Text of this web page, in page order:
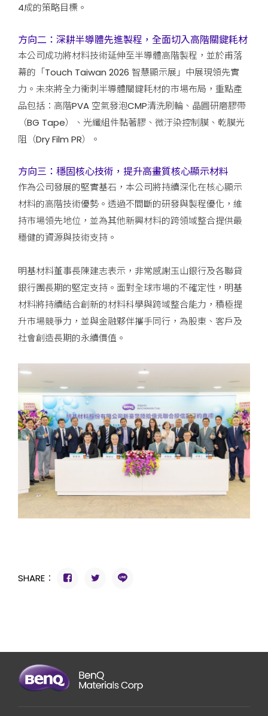
4成的策略目標。
方向二：深耕半導體先進製程，全面切入高階關鍵耗材
本公司成功將材料技術延伸至半導體高階製程，並於甫落
幕的「Touch Taiwan 2026 智慧顯示展」中展現領先實
力。未來將全力衝刺半導體關鍵耗材的市場布局，重點產
品包括：高階PVA 空氣發泡CMP清洗刷輪、晶圓研磨膠帶
（BG Tape）、光纖組件黏著膠、微汙染控制膜、乾膜光
阻（Dry Film PR）。
方向三：穩固核心技術，提升高畫質核心顯示材料
作為公司發展的堅實基石，本公司將持續深化在核心顯示
材料的高階技術優勢。透過不間斷的研發與製程優化，維
持市場領先地位，並為其他新興材料的跨領域整合提供最
穩健的資源與技術支持。
明基材料董事長陳建志表示，非常感謝玉山銀行及各聯貸
銀行團長期的堅定支持。面對全球市場的不確定性，明基
材料將持續結合創新的材料科學與跨域整合能力，積極提
升市場競爭力，並與金融夥伴攜手同行，為股東、客戶及
社會創造長期的永續價值。
SHARE：